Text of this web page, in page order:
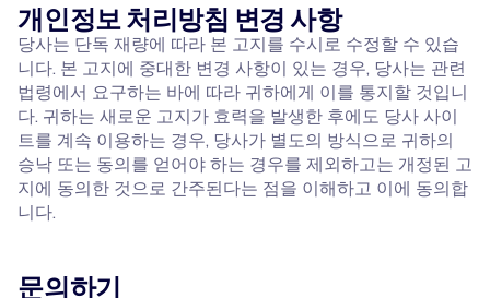
개인정보 처리방침 변경 사항
당사는 단독 재량에 따라 본 고지를 수시로 수정할 수 있습
니다. 본 고지에 중대한 변경 사항이 있는 경우, 당사는 관련
법령에서 요구하는 바에 따라 귀하에게 이를 통지할 것입니
다. 귀하는 새로운 고지가 효력을 발생한 후에도 당사 사이
트를 계속 이용하는 경우, 당사가 별도의 방식으로 귀하의
승낙 또는 동의를 얻어야 하는 경우를 제외하고는 개정된 고
지에 동의한 것으로 간주된다는 점을 이해하고 이에 동의합
니다.
문의하기